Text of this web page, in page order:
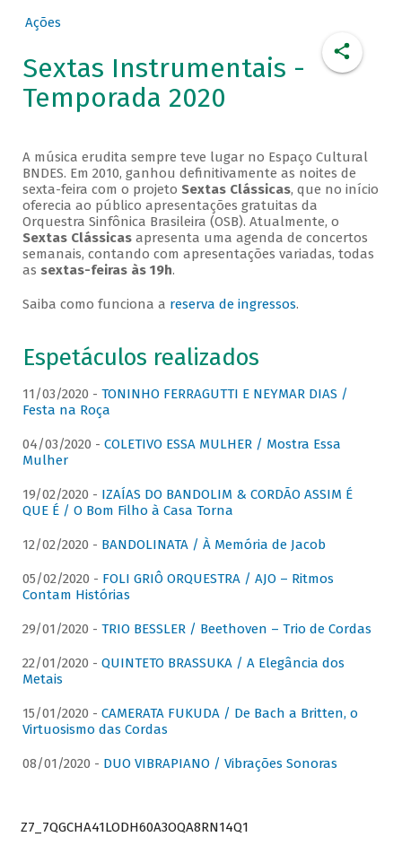
Ações
Sextas Instrumentais -
Temporada 2020
A música erudita sempre teve lugar no Espaço Cultural
BNDES. Em 2010, ganhou definitivamente as noites de
sexta-feira com o projeto Sextas Clássicas, que no início
oferecia ao público apresentações gratuitas da
Orquestra Sinfônica Brasileira (OSB). Atualmente, o
Sextas Clássicasapresenta uma agenda de concertos
semanais, contando com apresentações variadas, todas
as sextas-feiras às 19h.
Saiba como funciona a reserva de ingressos.
Espetáculos realizados
11/03/2020 - TONINHO FERRAGUTTI E NEYMAR DIAS /
Festa na Roça
04/03/2020 - COLETIVO ESSA MULHER / Mostra Essa
Mulher
19/02/2020 - IZAÍAS DO BANDOLIM & CORDÃO ASSIM É
QUE É / O Bom Filho à Casa Torna
12/02/2020 - BANDOLINATA / À Memória de Jacob
05/02/2020 - FOLI GRIÔ ORQUESTRA / AJO – Ritmos
Contam Histórias
29/01/2020 - TRIO BESSLER / Beethoven – Trio de Cordas
22/01/2020 - QUINTETO BRASSUKA / A Elegância dos
Metais
15/01/2020 - CAMERATA FUKUDA / De Bach a Britten, o
Virtuosismo das Cordas
08/01/2020 - DUO VIBRAPIANO / Vibrações Sonoras
Z7_7QGCHA41LODH60A3OQA8RN14Q1